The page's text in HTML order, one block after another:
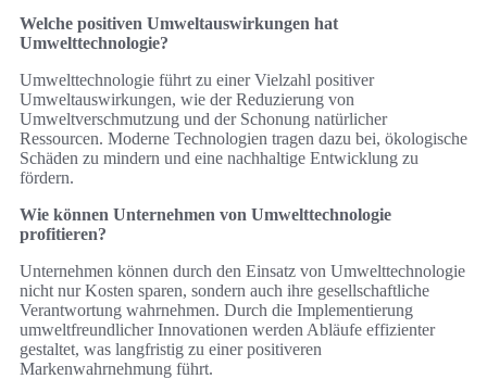
Welche positiven Umweltauswirkungen hat
Umwelttechnologie?
Umwelttechnologie führt zu einer Vielzahl positiver
Umweltauswirkungen, wie der Reduzierung von
Umweltverschmutzung und der Schonung natürlicher
Ressourcen. Moderne Technologien tragen dazu bei, ökologische
Schäden zu mindern und eine nachhaltige Entwicklung zu
fördern.
Wie können Unternehmen von Umwelttechnologie
profitieren?
Unternehmen können durch den Einsatz von Umwelttechnologie
nicht nur Kosten sparen, sondern auch ihre gesellschaftliche
Verantwortung wahrnehmen. Durch die Implementierung
umweltfreundlicher Innovationen werden Abläufe effizienter
gestaltet, was langfristig zu einer positiveren
Markenwahrnehmung führt.